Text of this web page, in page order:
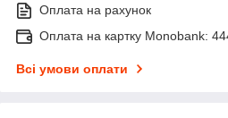
Оплата на рахунок
Оплата на картку Monobank:
Всі умови оплати